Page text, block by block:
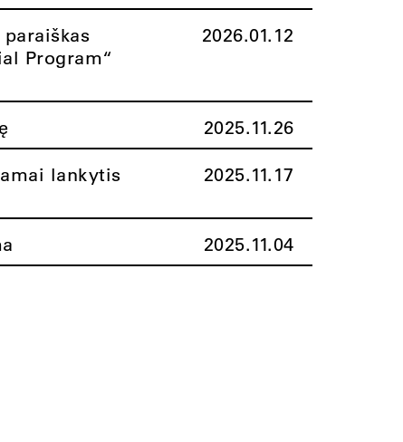
Program“
2026.01.12
2025.11.26
lankytis
2025.11.17
2025.11.04